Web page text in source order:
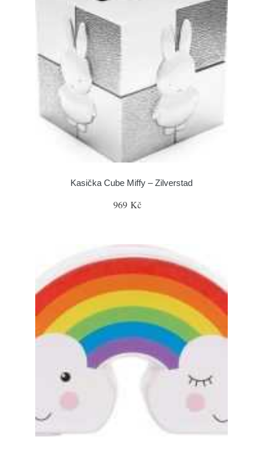
Kasička Cube Miffy – Zilverstad
969 Kč